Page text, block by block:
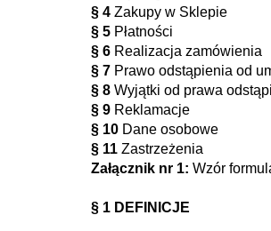
§ 4 Zakupy w Sklepie
§ 5 Płatności
§ 6 Realizacja zamówienia
§ 7 Prawo odstąpienia od
§ 8 Wyjątki od prawa
§ 9 Reklamacje
§ 10 Dane osobowe
§ 11 Zastrzeżenia
Załącznik nr 1: Wzór
§ 1 DEFINICJE